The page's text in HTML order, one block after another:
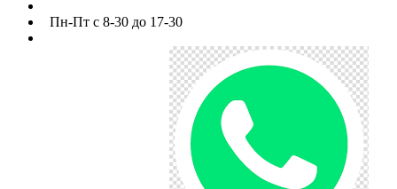
Пн-Пт с 8-30 до 17-30